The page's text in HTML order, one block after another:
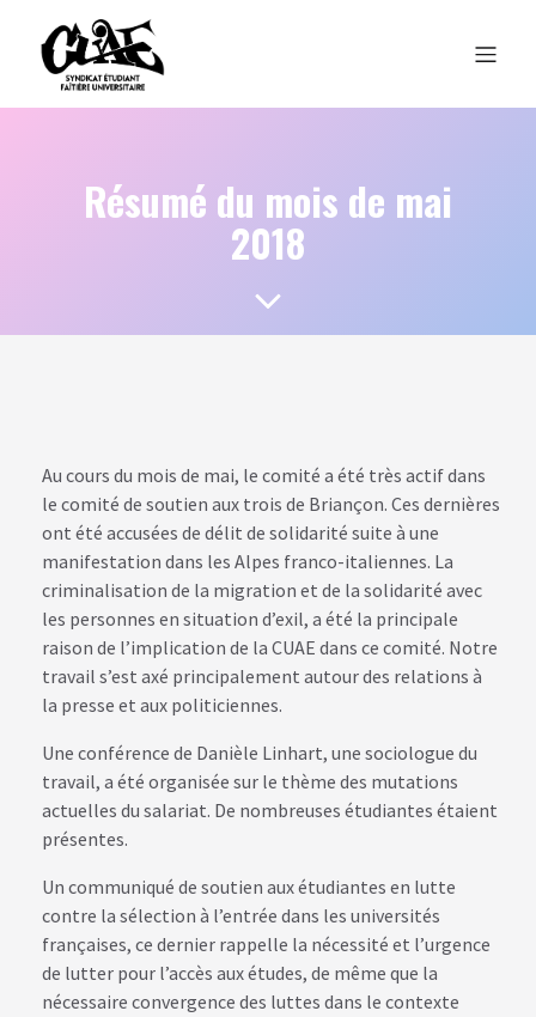
Résumé du mois de mai
2018
Au cours du mois de mai, le comité a été très actif dans
le comité de soutien aux trois de Briançon. Ces dernières
ont été accusées de délit de solidarité suite à une
manifestation dans les Alpes franco-italiennes. La
criminalisation de la migration et de la solidarité avec
les personnes en situation d’exil, a été la principale
raison de l’implication de la CUAE dans ce comité. Notre
travail s’est axé principalement autour des relations à
la presse et aux politiciennes.
Une conférence de Danièle Linhart, une sociologue du
travail, a été organisée sur le thème des mutations
actuelles du salariat. De nombreuses étudiantes étaient
présentes.
Un communiqué de soutien aux étudiantes en lutte
contre la sélection à l’entrée dans les universités
françaises, ce dernier rappelle la nécessité et l’urgence
de lutter pour l’accès aux études, de même que la
nécessaire convergence des luttes dans le contexte